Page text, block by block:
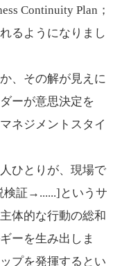
Continuity Plan；
るようになりまし
、その解が見えに
ーが意思決定を
ネジメントスタイ
ひとりが、現場で
証→......]というサ
体的な行動の総和
ーを生み出しま
プを発揮するとい